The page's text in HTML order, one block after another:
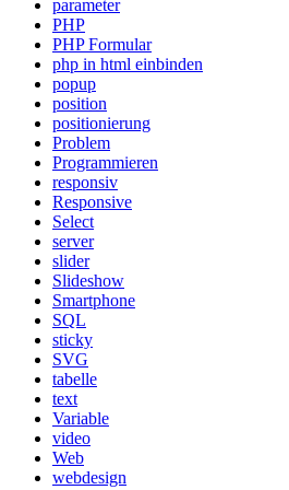
parameter
PHP
PHP Formular
php in html einbinden
popup
position
positionierung
Problem
Programmieren
responsiv
Responsive
Select
server
slider
Slideshow
Smartphone
SQL
sticky
SVG
tabelle
text
Variable
video
Web
webdesign